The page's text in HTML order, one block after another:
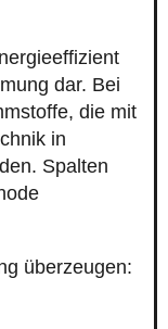
dar. Bei
die mit
in
Spalten
überzeugen: